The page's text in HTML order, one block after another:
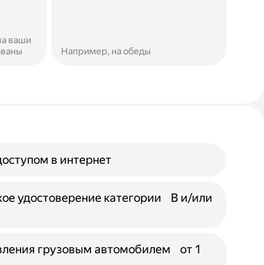
ваши
Например, на обеды
в интернет
удостоверение категории B и/или
грузовым автомобилем от 1